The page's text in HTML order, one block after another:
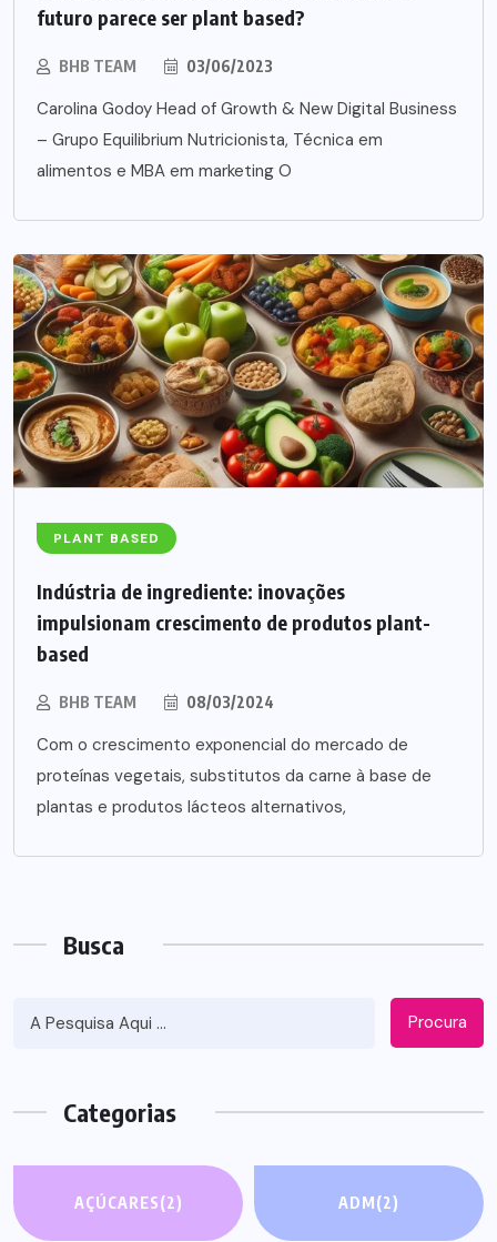
futuro parece ser plant based?
BHB TEAM 03/06/2023
Carolina Godoy Head of Growth & New Digital Business
– Grupo Equilibrium Nutricionista, Técnica em
alimentos e MBA em marketing O
PLANT BASED
Indústria de ingrediente: inovações
impulsionam crescimento de produtos plant-
based
BHB TEAM 08/03/2024
Com o crescimento exponencial do mercado de
proteínas vegetais, substitutos da carne à base de
plantas e produtos lácteos alternativos,
Busca
Procura
Categorias
AÇÚCARES(2) ADM(2)